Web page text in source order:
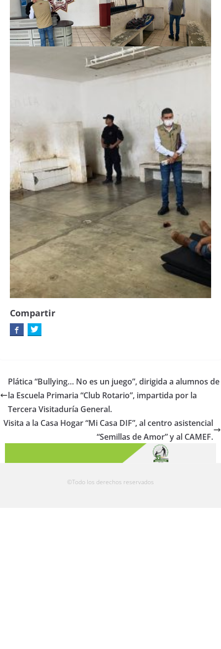
Compartir
Plática “Bullying… No es un juego”, dirigida a alumnos de
la Escuela Primaria “Club Rotario”, impartida por la
Tercera Visitaduría General.
Visita a la Casa Hogar “Mi Casa DIF”, al centro asistencial
“Semillas de Amor” y al CAMEF.
©Todo los derechos reservados